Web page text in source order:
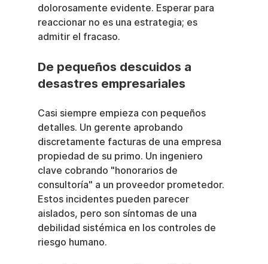
dolorosamente evidente. Esperar para
reaccionar no es una estrategia; es
admitir el fracaso.
De pequeños descuidos a
desastres empresariales
Casi siempre empieza con pequeños
detalles. Un gerente aprobando
discretamente facturas de una empresa
propiedad de su primo. Un ingeniero
clave cobrando "honorarios de
consultoría" a un proveedor prometedor.
Estos incidentes pueden parecer
aislados, pero son síntomas de una
debilidad sistémica en los controles de
riesgo humano.